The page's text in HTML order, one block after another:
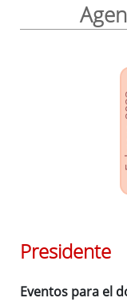
Presidencia
Agenda de
Plenos
Oficina de
Presidente
Eventos para el